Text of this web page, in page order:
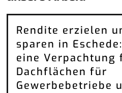
Rendite erzielen
sparen in
eine Verpachtung
Dachflächen für
Gewerbebetriebe